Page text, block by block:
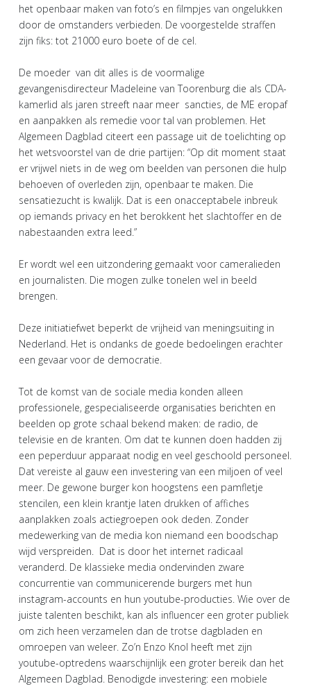
het openbaar maken van foto’s en filmpjes van ongelukken
door de omstanders verbieden. De voorgestelde straffen
zijn fiks: tot 21000 euro boete of de cel.
De moeder van dit alles is de voormalige
gevangenisdirecteur Madeleine van Toorenburg die als CDA-
kamerlid als jaren streeft naar meer sancties, de ME eropaf
en aanpakken als remedie voor tal van problemen. Het
Algemeen Dagblad citeert een passage uit de toelichting op
het wetsvoorstel van de drie partijen: “Op dit moment staat
er vrijwel niets in de weg om beelden van personen die hulp
behoeven of overleden zijn, openbaar te maken. Die
sensatiezucht is kwalijk. Dat is een onacceptabele inbreuk
op iemands privacy en het berokkent het slachtoffer en de
nabestaanden extra leed.”
Er wordt wel een uitzondering gemaakt voor cameralieden
en journalisten. Die mogen zulke tonelen wel in beeld
brengen.
Deze initiatiefwet beperkt de vrijheid van meningsuiting in
Nederland. Het is ondanks de goede bedoelingen erachter
een gevaar voor de democratie.
Tot de komst van de sociale media konden alleen
professionele, gespecialiseerde organisaties berichten en
beelden op grote schaal bekend maken: de radio, de
televisie en de kranten. Om dat te kunnen doen hadden zij
een peperduur apparaat nodig en veel geschoold personeel.
Dat vereiste al gauw een investering van een miljoen of veel
meer. De gewone burger kon hoogstens een pamfletje
stencilen, een klein krantje laten drukken of affiches
aanplakken zoals actiegroepen ook deden. Zonder
medewerking van de media kon niemand een boodschap
wijd verspreiden. Dat is door het internet radicaal
veranderd. De klassieke media ondervinden zware
concurrentie van communicerende burgers met hun
instagram-accounts en hun youtube-producties. Wie over de
juiste talenten beschikt, kan als influencer een groter publiek
om zich heen verzamelen dan de trotse dagbladen en
omroepen van weleer. Zo’n Enzo Knol heeft met zijn
youtube-optredens waarschijnlijk een groter bereik dan het
Algemeen Dagblad. Benodigde investering: een mobiele